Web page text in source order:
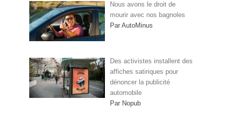
Nous avons le droit de
mourir avec nos bagnoles
Par AutoMinus
Des activistes installent des
affiches satiriques pour
dénoncer la publicité
automobile
Par Nopub